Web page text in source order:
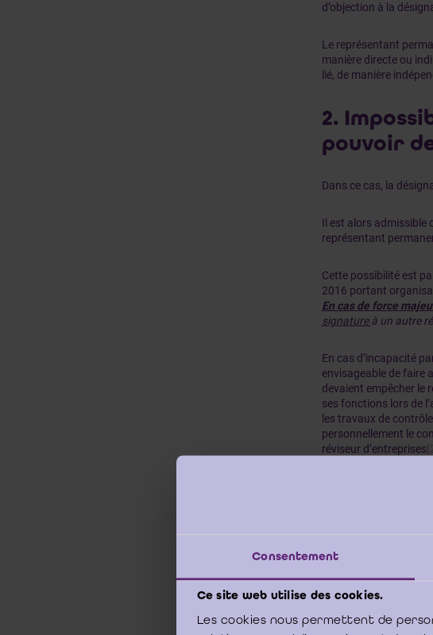
Consentement
Ce site web utilise des cookies.
Les cookies nous permettent de
d’objection à la
Le représentant
manière directe ou
lié, de manière
2.
pouvoir
Dans ce cas, la
Il est alors admissible
représentant
Cette possibilité est
2016 portant
En cas de force
signatureà un autre
En cas d’incapacité
envisageable de faire
devaient empêcher le
ses fonctions lors de
les travaux de
personnellement le
réviseur d’entreprises[2]
Lieu